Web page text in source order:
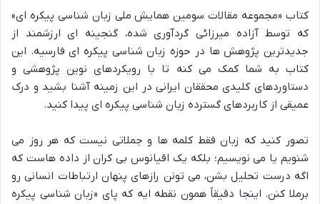
کتاب «مجموعه مقالات سومین همایش ملی زبان شناسی پیکره ای»
که توسط آزاده میرزائی گردآوری شده، گنجینه ای ارزشمند از
جدیدترین پژوهش ها در حوزه زبان شناسی پیکره ای فارسیه. این
کتاب به شما کمک می کنه تا با رویکردهای نوین پژوهشی و
دستاوردهای کلیدی محققان ایرانی در این زمینه آشنا بشید و درک
عمیقی از کاربردهای گسترده زبان شناسی پیکره ای پیدا کنید.
تصور کنید که زبان فقط کلمه ها و جملاتی نیست که هر روز می
شنویم یا می نویسیم؛ بلکه یک اقیانوس بی کران از داده هاست که
اگه درست تحلیل بشن، می تونن رازهای پنهان ارتباطات انسانی رو
برملا کنن. اینجا دقیقاً همون نقطه ایه که پای «زبان شناسی پیکره